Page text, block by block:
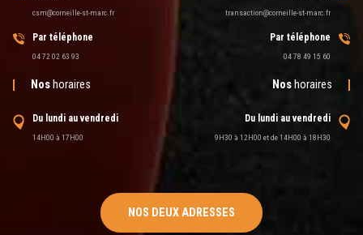
csm@corneille-st-marc.fr
Par téléphone
04 72 02 63 93
Nos horaires
Du lundi au vendredi
14H00 à 17H00
NOS DEUX ADRESSES
transaction@corneille-st-marc.fr
Par téléphone
04 78 49 15 60
Noshoraires
Du lundi au vendredi
9H30 à 12H00 et de 14H00 à 18H30